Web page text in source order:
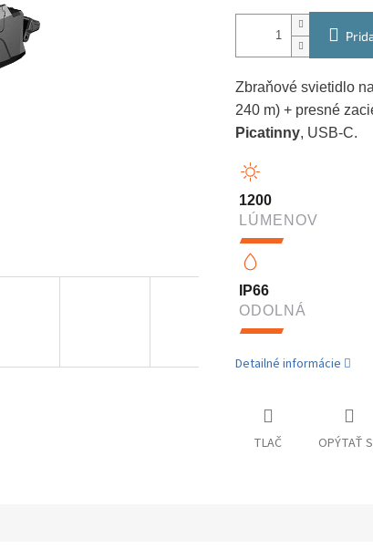
Zbraňové svietidlo
240 m) + presné
Picatinny, USB-C.
1200
LÚMENOV
IP66
ODOLNÁ
Detailné informácie
TLAČ OPÝTAŤ